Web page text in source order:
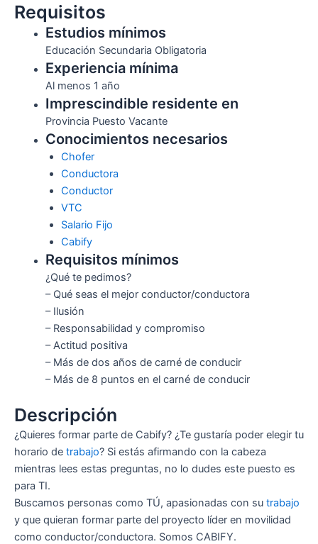
Requisitos
Estudios mínimos
Educación Secundaria Obligatoria
Experiencia mínima
Al menos 1 año
Imprescindible residente en
Provincia Puesto Vacante
Conocimientos necesarios
Chofer
Conductora
Conductor
VTC
Salario Fijo
Cabify
Requisitos mínimos
¿Qué te pedimos?
– Qué seas el mejor conductor/conductora
– Ilusión
– Responsabilidad y compromiso
– Actitud positiva
– Más de dos años de carné de conducir
– Más de 8 puntos en el carné de conducir
Descripción
¿Quieres formar parte de Cabify? ¿Te gustaría poder elegir tu
horario de trabajo? Si estás afirmando con la cabeza
mientras lees estas preguntas, no lo dudes este puesto es
para TI.
Buscamos personas como TÚ, apasionadas con su trabajo
y que quieran formar parte del proyecto líder en movilidad
como conductor/conductora. Somos CABIFY.